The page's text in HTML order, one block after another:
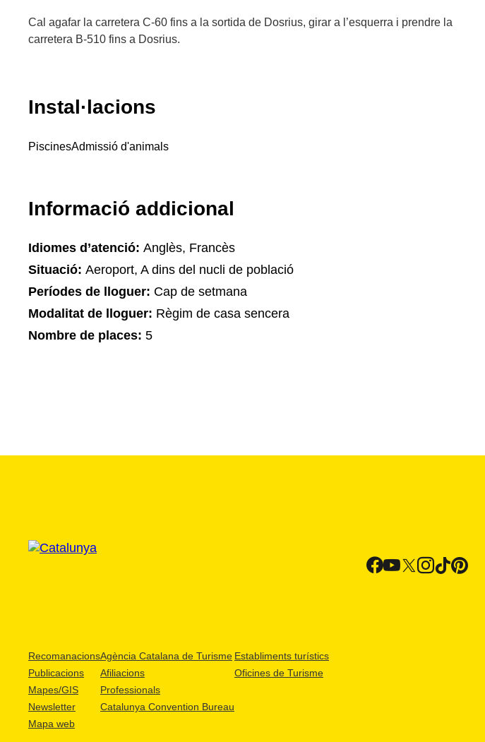
Cal agafar la carretera C-60 fins a la sortida de Dosrius, girar a l’esquerra i prendre la
carretera B-510 fins a Dosrius.
Instal·lacions
PiscinesAdmissió d'animals
Informació addicional
Idiomes d’atenció: Anglès, Francès
Situació: Aeroport, A dins del nucli de població
Períodes de lloguer: Cap de setmana
Modalitat de lloguer: Règim de casa sencera
Nombre de places: 5
Recomanacions
Publicacions
Mapes/GIS
Newsletter
Mapa web
Agència Catalana de Turisme
Afiliacions
Professionals
Catalunya Convention Bureau
Establiments turístics
Oficines de Turisme